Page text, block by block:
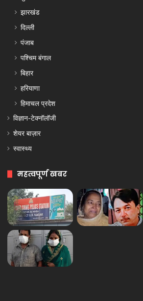
झारखंड
दिल्ली
पंजाब
पश्चिम बंगाल
बिहार
हरियाणा
हिमाचल प्रदेश
विज्ञान-टेक्नॉलॉजी
शेयर बाज़ार
स्वास्थ्य
महत्वपूर्ण खबर